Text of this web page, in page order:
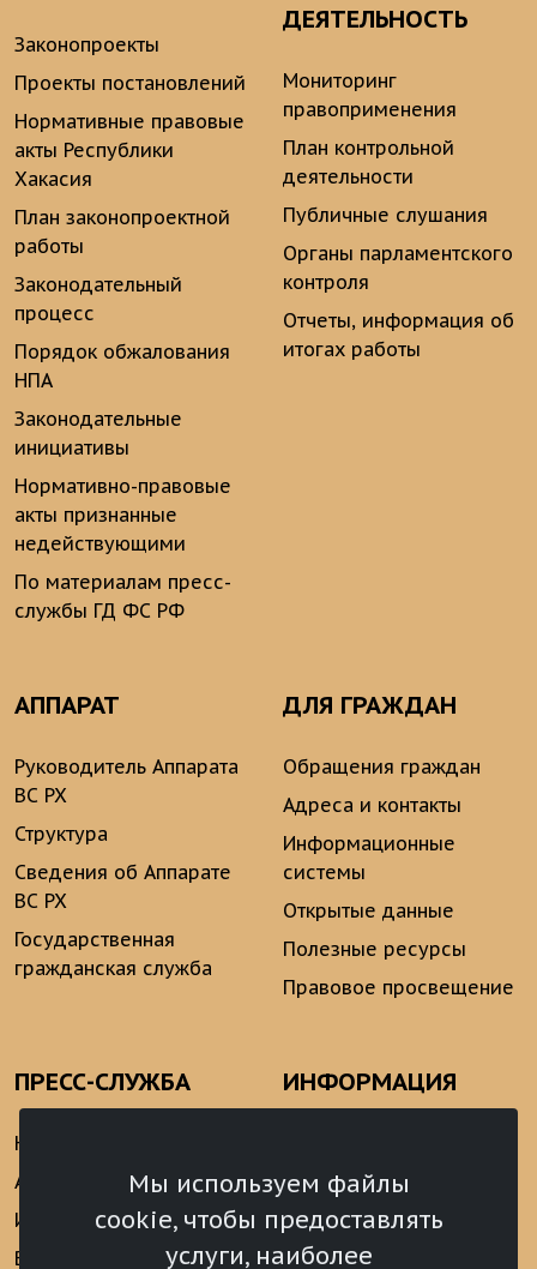
Мы используем файлы
cookie, чтобы предоставлять
услуги, наиболее
Законопроекты
Проекты постановлений
Нормативные правовые
акты Республики
Хакасия
План законопроектной
работы
Законодательный
процесс
Порядок обжалования
НПА
Законодательные
инициативы
Нормативно-правовые
акты признанные
недействующими
По материалам пресс-
службы ГД ФС РФ
ДЕЯТЕЛЬНОСТЬ
Мониторинг
правоприменения
План контрольной
деятельности
Публичные слушания
Органы парламентского
контроля
Отчеты, информация об
итогах работы
АППАРАТ
Руководитель Аппарата
ВС РХ
Структура
Сведения об Аппарате
ВС РХ
Государственная
гражданская служба
ДЛЯ ГРАЖДАН
Обращения граждан
Адреса и контакты
Информационные
системы
Открытые данные
Полезные ресурсы
Правовое просвещение
ПРЕСС-СЛУЖБА
Новости
Анонсы
Интервью
Видеоматериалы
ИНФОРМАЦИЯ
аналитические
материалы
Реализация Послания